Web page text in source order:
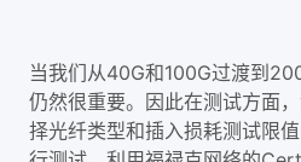
当我们从40G和100G过渡到
仍然很重要。因此在测试方面
择光纤类型和插入损耗测试限